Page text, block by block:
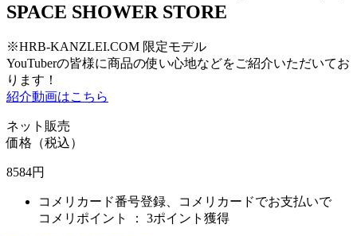
SPACE SHOWER STORE
※HRB-KANZLEI.COM 限定モデル
YouTuberの皆様に商品の使い心地などをご紹介いただいてお
ります！
紹介動画はこちら
ネット販売
価格（税込）
8584円
コメリカード番号登録、コメリカードでお支払いで
コメリポイント ： 3ポイント獲得